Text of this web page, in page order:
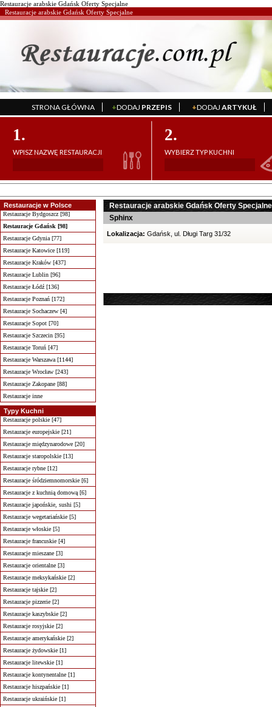
Restauracje arabskie Gdańsk Oferty Specjalne
Restauracje arabskie Gdańsk Oferty Specjalne
STRONA GŁÓWNA +DODAJ PRZEPIS +DODAJ ARTYKUŁ
1.
WPISZ NAZWĘ RESTAURACJI
2.
WYBIERZ TYP KUCHNI
Restauracje w Polsce
Restauracje Bydgoszcz [98]
Restauracje Gdańsk [98]
Restauracje Gdynia [77]
Restauracje Katowice [119]
Restauracje Kraków [437]
Restauracje Lublin [96]
Restauracje Łódź [136]
Restauracje Poznań [172]
Restauracje Sochaczew [4]
Restauracje Sopot [70]
Restauracje Szczecin [95]
Restauracje Toruń [47]
Restauracje Warszawa [1144]
Restauracje Wrocław [243]
Restauracje Zakopane [88]
Restauracje inne
Typy Kuchni
Restauracje polskie [47]
Restauracje europejskie [21]
Restauracje międzynarodowe [20]
Restauracje staropolskie [13]
Restauracje rybne [12]
Restauracje śródziemnomorskie [6]
Restauracje z kuchnią domową [6]
Restauracje japońskie, sushi [5]
Restauracje wegetariańskie [5]
Restauracje włoskie [5]
Restauracje francuskie [4]
Restauracje mieszane [3]
Restauracje orientalne [3]
Restauracje meksykańskie [2]
Restauracje tajskie [2]
Restauracje pizzerie [2]
Restauracje kaszybskie [2]
Restauracje rosyjskie [2]
Restauracje amerykańskie [2]
Restauracje żydowskie [1]
Restauracje litewskie [1]
Restauracje kontynentalne [1]
Restauracje hiszpańskie [1]
Restauracje ukraińskie [1]
Restauracje arabskie Gdańsk Oferty Specjalne
Sphinx
Lokalizacja: Gdańsk, ul. Długi Targ 31/32